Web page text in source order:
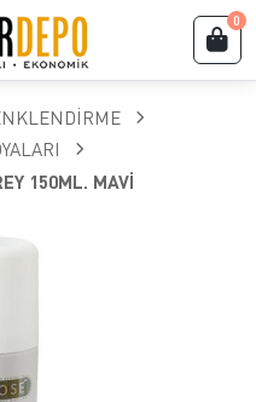
0
150ML. MAVİ